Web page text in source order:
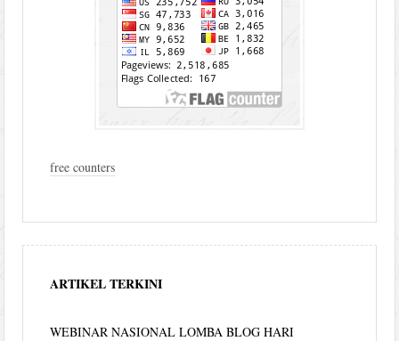
free counters
ARTIKEL TERKINI
WEBINAR NASIONAL LOMBA BLOG HARI